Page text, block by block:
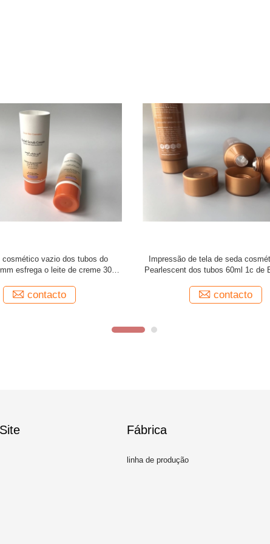
o revestimento lustroso dos
vazios sem o tampão da
contacto
Tampão de parafuso selado do
de Matt dos tubos do
contacto
Fábrica
linha de produção